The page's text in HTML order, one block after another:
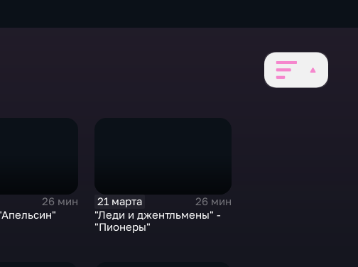
26 мин
21 марта
26 мин
"Леди и джентльмены" -
"Пионеры"